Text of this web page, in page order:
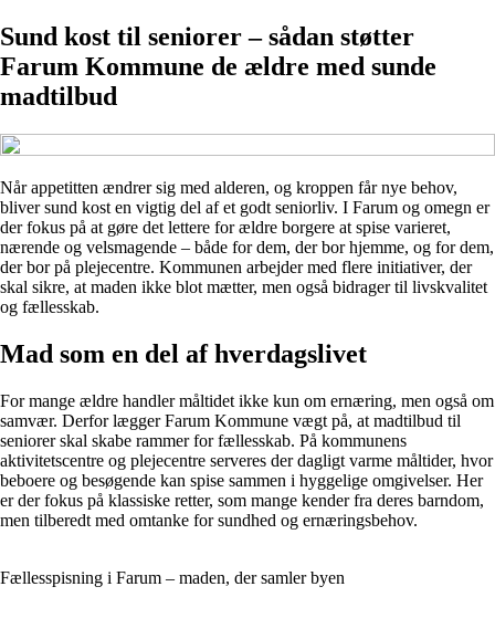
Sund kost til seniorer – sådan støtter
Farum Kommune de ældre med sunde
madtilbud
Når appetitten ændrer sig med alderen, og kroppen får nye behov,
bliver sund kost en vigtig del af et godt seniorliv. I Farum og omegn er
der fokus på at gøre det lettere for ældre borgere at spise varieret,
nærende og velsmagende – både for dem, der bor hjemme, og for dem,
der bor på plejecentre. Kommunen arbejder med flere initiativer, der
skal sikre, at maden ikke blot mætter, men også bidrager til livskvalitet
og fællesskab.
Mad som en del af hverdagslivet
For mange ældre handler måltidet ikke kun om ernæring, men også om
samvær. Derfor lægger Farum Kommune vægt på, at madtilbud til
seniorer skal skabe rammer for fællesskab. På kommunens
aktivitetscentre og plejecentre serveres der dagligt varme måltider, hvor
beboere og besøgende kan spise sammen i hyggelige omgivelser. Her
er der fokus på klassiske retter, som mange kender fra deres barndom,
men tilberedt med omtanke for sundhed og ernæringsbehov.
Fællesspisning i Farum – maden, der samler byen